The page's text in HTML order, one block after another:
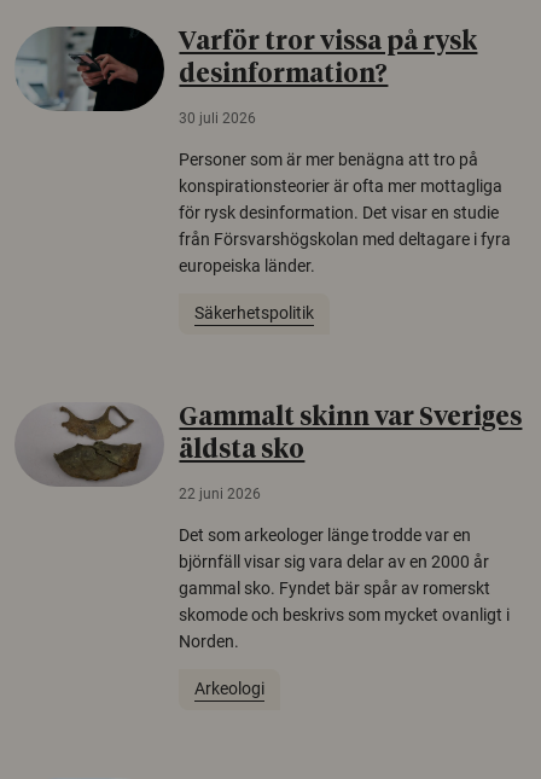
Varför tror vissa på rysk
desinformation?
30 juli 2026
Personer som är mer benägna att tro på
konspirationsteorier är ofta mer mottagliga
för rysk desinformation. Det visar en studie
från Försvarshögskolan med deltagare i fyra
europeiska länder.
Säkerhetspolitik
Gammalt skinn var Sveriges
äldsta sko
22 juni 2026
Det som arkeologer länge trodde var en
björnfäll visar sig vara delar av en 2000 år
gammal sko. Fyndet bär spår av romerskt
skomode och beskrivs som mycket ovanligt i
Norden.
Arkeologi